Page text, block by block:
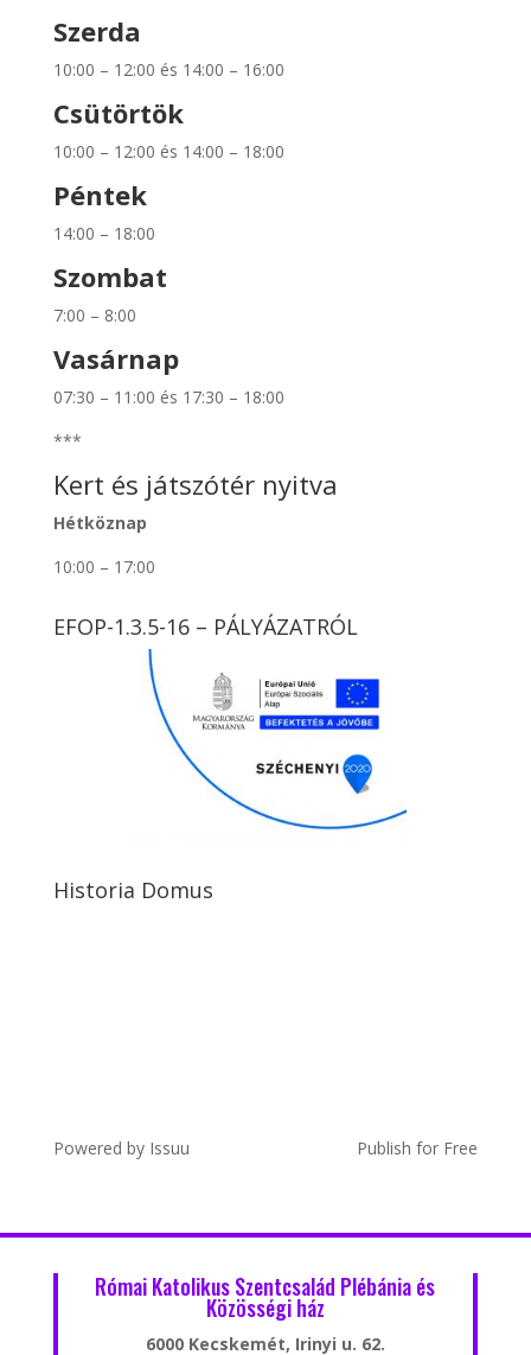
Szerda
10:00 – 12:00 és 14:00 – 16:00
Csütörtök
10:00 – 12:00 és 14:00 – 18:00
Péntek
14:00 – 18:00
Szombat
7:00 – 8:00
Vasárnap
07:30 – 11:00 és 17:30 – 18:00
***
Kert és játszótér nyitva
Hétköznap
10:00 – 17:00
EFOP-1.3.5-16 – PÁLYÁZATRÓL
Historia Domus
Powered by Issuu Publish for Free
Római Katolikus Szentcsalád Plébánia és
Közösségi ház
6000 Kecskemét, Irinyi u. 62.